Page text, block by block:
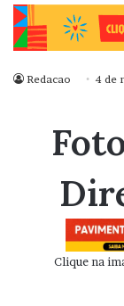
Redacao 4 de
Clique na